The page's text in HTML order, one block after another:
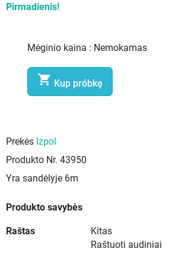
Pirmadienis!
Mėginio kaina : Nemokamas
 Kup próbkę
Prekės Izpol
Produkto Nr. 43950
Yra sandėlyje 6m
Produkto savybės
Raštas
Kitas
Raštuoti audiniai